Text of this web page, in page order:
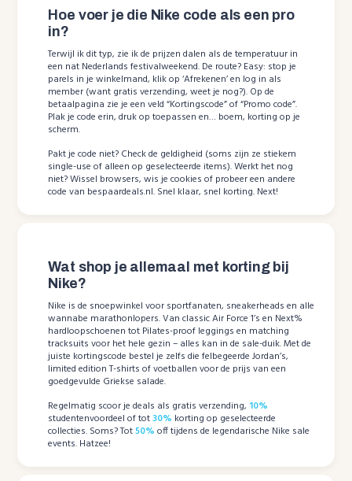
Hoe voer je die Nike code als een pro
in?
Terwijl ik dit typ, zie ik de prijzen dalen als de temperatuur in
een nat Nederlands festivalweekend. De route? Easy: stop je
parels in je winkelmand, klik op ‘Afrekenen’ en log in als
member (want gratis verzending, weet je nog?). Op de
betaalpagina zie je een veld “Kortingscode” of “Promo code”.
Plak je code erin, druk op toepassen en… boem, korting op je
scherm.
Pakt je code niet? Check de geldigheid (soms zijn ze stiekem
single-use of alleen op geselecteerde items). Werkt het nog
niet? Wissel browsers, wis je cookies of probeer een andere
code van bespaardeals.nl. Snel klaar, snel korting. Next!
Wat shop je allemaal met korting bij
Nike?
Nike is de snoepwinkel voor sportfanaten, sneakerheads en alle
wannabe marathonlopers. Van classic Air Force 1’s en Next%
hardloopschoenen tot Pilates-proof leggings en matching
tracksuits voor het hele gezin – alles kan in de sale-duik. Met de
juiste kortingscode bestel je zelfs die felbegeerde Jordan’s,
limited edition T-shirts of voetballen voor de prijs van een
goedgevulde Griekse salade.
Regelmatig scoor je deals als gratis verzending, 10%
studentenvoordeel of tot30% korting op geselecteerde
collecties. Soms? Tot50% off tijdens de legendarische Nike sale
events. Hatzee!